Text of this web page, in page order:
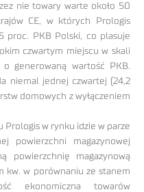
nie towary warte około 50
CE, w których Prologis
proc. PKB Polski, co plasuje
czwartym miejscu w skali
o generowaną wartość PKB.
niemal jednej czwartej (24,2
domowych z wyłączeniem
Prologis w rynku idzie w parze
powierzchni magazynowej
powierzchnię magazynową
kw. w porównaniu ze stanem
ekonomiczna towarów